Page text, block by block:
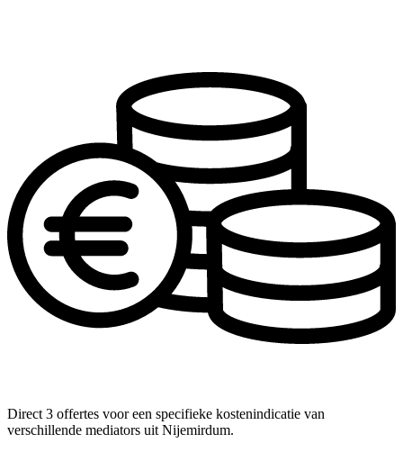
Direct 3 offertes voor een specifieke kostenindicatie van
verschillende mediators uit Nijemirdum.